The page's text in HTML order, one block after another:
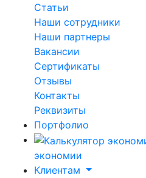
Статьи
Наши сотрудники
Наши партнеры
Вакансии
Сертификаты
Отзывы
Контакты
Реквизиты
Портфолио
экономии
Клиентам